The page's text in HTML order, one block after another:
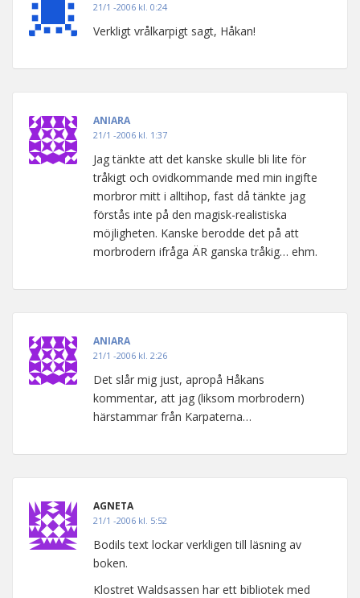
21/1 -2006 kl. 0:24
Verkligt vrålkarpigt sagt, Håkan!
ANIARA
21/1 -2006 kl. 1:37
Jag tänkte att det kanske skulle bli lite för
tråkigt och ovidkommande med min ingifte
morbror mitt i alltihop, fast då tänkte jag
förstås inte på den magisk-realistiska
möjligheten. Kanske berodde det på att
morbrodern ifråga ÄR ganska tråkig… ehm.
ANIARA
21/1 -2006 kl. 2:26
Det slår mig just, apropå Håkans
kommentar, att jag (liksom morbrodern)
härstammar från Karpaterna…
AGNETA
21/1 -2006 kl. 5:52
Bodils text lockar verkligen till läsning av
boken.
Klostret Waldsassen har ett bibliotek med